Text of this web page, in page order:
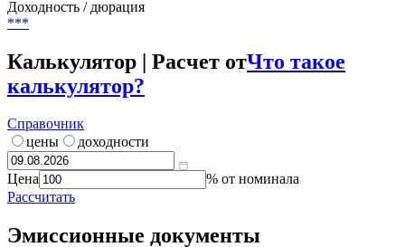
Доходность / дюрация
***
Калькулятор | Расчет отЧто такое
калькулятор?
Справочник
цены
доходности
Цена
% от номинала
Рассчитать
Эмиссионные документы